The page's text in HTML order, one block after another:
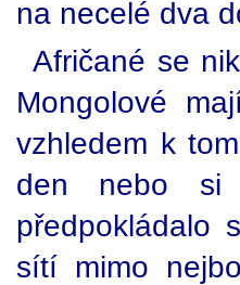
na necelé dva
Afričané se
Mongolové
vzhledem k
den nebo si
předpokládalo
sítí mimo